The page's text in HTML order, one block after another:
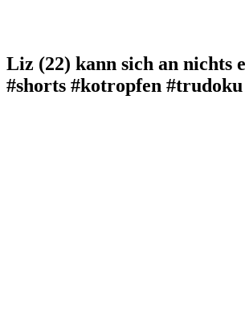
Liz (22) kann sich an nichts
#shorts #kotropfen